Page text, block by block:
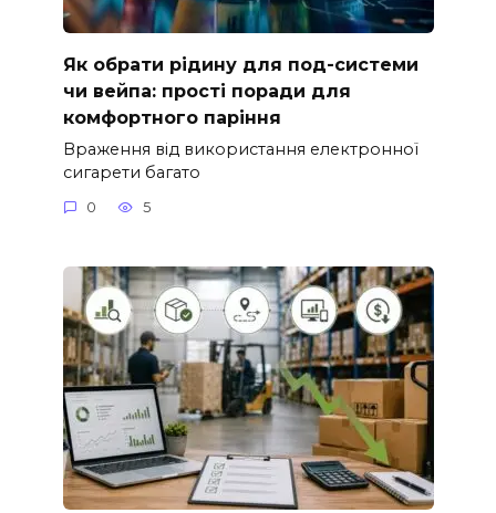
Як обрати рідину для под-системи
чи вейпа: прості поради для
комфортного паріння
Враження від використання електронної
сигарети багато
0 5